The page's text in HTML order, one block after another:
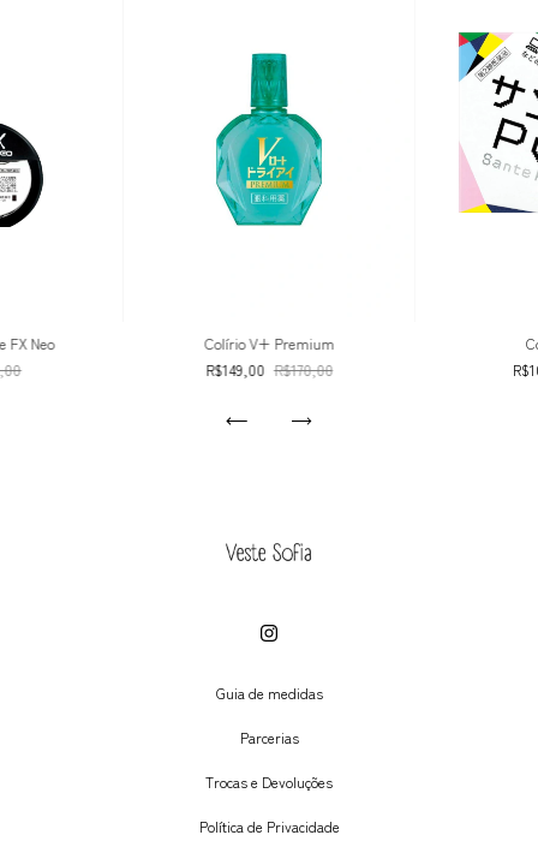
FX Neo
Colírio V+ Premium
R$149,00 R$170,00
Guia de medidas
Parcerias
Trocas e Devoluções
Política de Privacidade